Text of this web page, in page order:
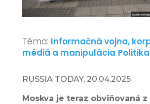
Téma: Informačná vojna,
médiá a manipulácia Politika
RUSSIA TODAY, 20.04.2025
Moskva je teraz obviňovaná z